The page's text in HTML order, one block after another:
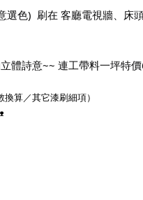
選色)  刷在 客廳電視牆、
體詩意~~ 連工帶料一坪特
算／其它漆刷細項）